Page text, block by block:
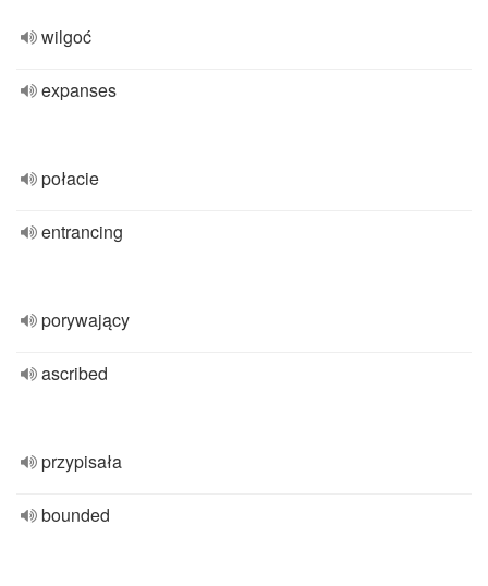
wilgoć
expanses
połacie
entrancing
porywający
ascribed
przypisała
bounded